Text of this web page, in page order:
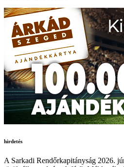
hirdetés
A Sarkadi Rendőrkapitányság 2026.